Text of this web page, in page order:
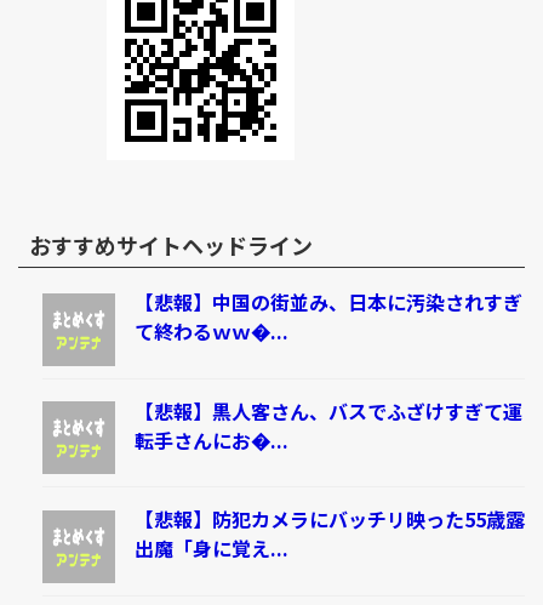
おすすめサイトヘッドライン
【悲報】中国の街並み、日本に汚染されすぎ
て終わるｗｗ�...
【悲報】黒人客さん、バスでふざけすぎて運
転手さんにお�...
【悲報】防犯カメラにバッチリ映った55歳露
出魔「身に覚え...